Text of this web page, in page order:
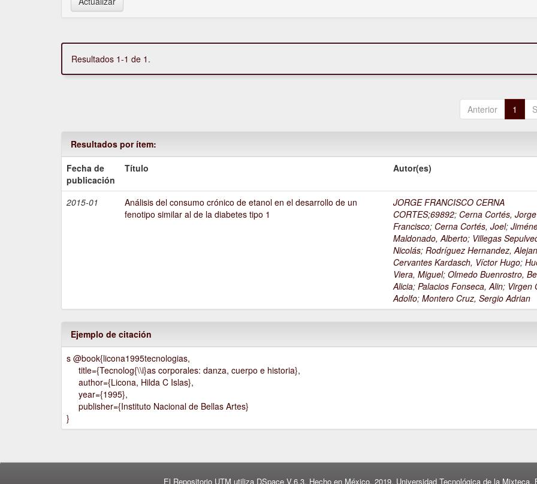
Resultados 1-1 de 1.
Anterior 1
Resultados por ítem:
Fecha de
publicación
Título Autor(es)
2015-01
Análisis del consumo crónico de etanol en el desarrollo de un
fenotipo similar al de la diabetes tipo 1
JORGE FRANCISCO CERNA
CORTES;69892; Cerna Cortés, Jorge
Francisco; Cerna Cortés, Joel;
Maldonado, Alberto; Villegas
Nicolás;Rodríguez Hernandez,
Cervantes Kardasch, Víctor Hugo;
Viera, Miguel;Olmedo Buenrostro,
Alicia;Palacios Fonseca, Alin; Virgen
Adolfo;Montero Cruz, Sergio Adrian
Ejemplo de citación
s @book{licona1995tecnologias,
title={Tecnolog{\\i}as corporales: danza, cuerpo e historia},
author={Licona, Hilda C Islas},
year={1995},
publisher={Instituto Nacional de Bellas Artes}
}
El Repositorio UTM utiliza DSpace V.6.3. Hecho en México, 2019. Universidad Tecnológica de la Mixteca.